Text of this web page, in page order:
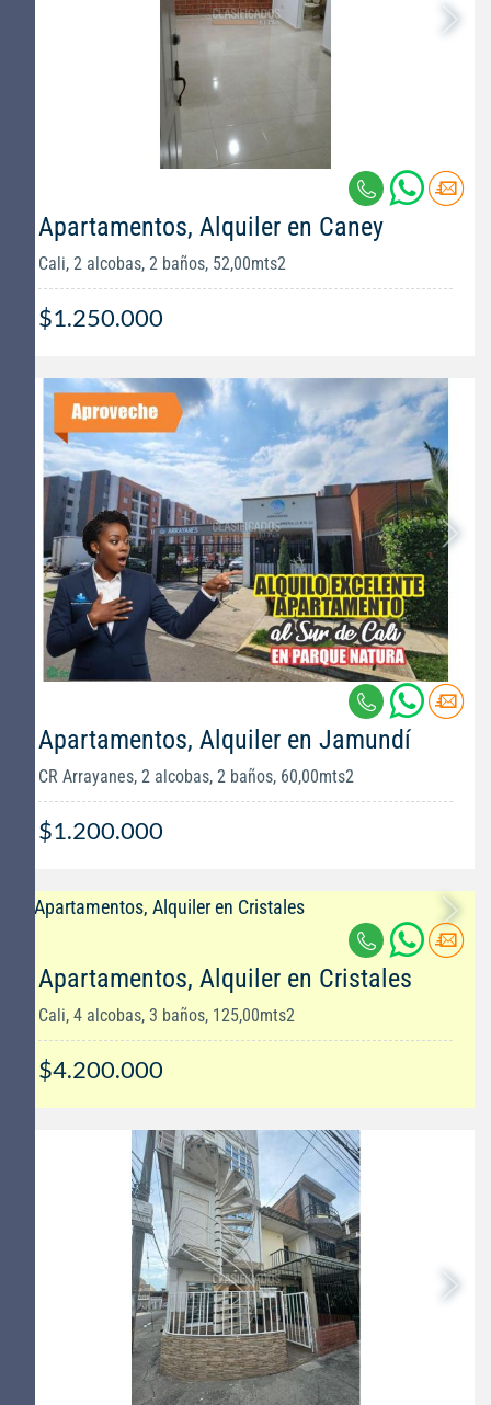
Apartamentos, Alquiler en Caney
Cali, 2 alcobas, 2 baños, 52,00mts2
$1.250.000
Apartamentos, Alquiler en Jamundí
CR Arrayanes, 2 alcobas, 2 baños, 60,00mts2
$1.200.000
Apartamentos, Alquiler en Cristales
Cali, 4 alcobas, 3 baños, 125,00mts2
$4.200.000